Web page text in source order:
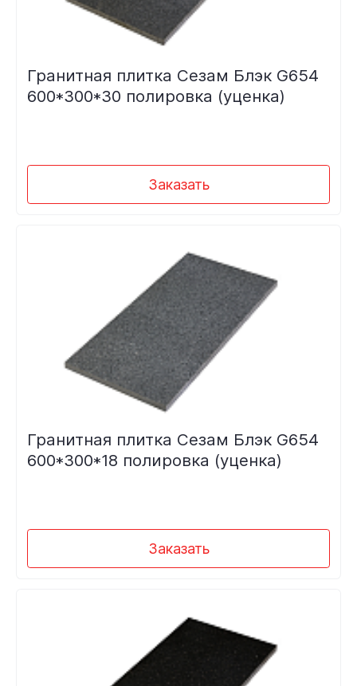
Гранитная плитка Сезам Блэк G654
600*300*30 полировка (уценка)
Заказать
Гранитная плитка Сезам Блэк G654
600*300*18 полировка (уценка)
Заказать